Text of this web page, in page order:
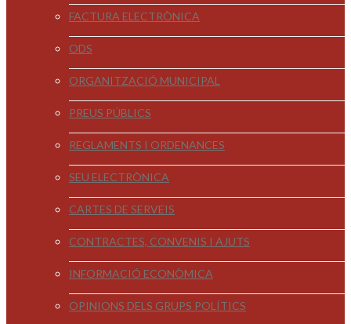
FACTURA ELECTRÒNICA
ODS
ORGANITZACIÓ MUNICIPAL
PREUS PÚBLICS
REGLAMENTS I ORDENANCES
SEU ELECTRÒNICA
CARTES DE SERVEIS
CONTRACTES, CONVENIS I AJUTS
INFORMACIÓ ECONÒMICA
OPINIONS DELS GRUPS POLÍTICS